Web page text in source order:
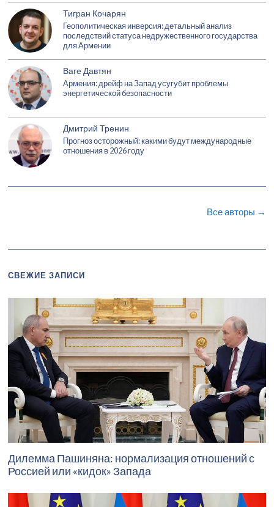
Тигран Кочарян
Геополитическая инверсия: детальный анализ
последствий статуса недружественного государства
для Армении
Ваге Давтян
Армения: дрейф на Запад усугубит проблемы
энергетической безопасности
Дмитрий Тренин
Прогноз осторожный: какими будут международные
отношения в 2026 году
Все авторы →
СВЕЖИЕ ЗАПИСИ
Дилемма Пашиняна: нормализация отношений с
Россией или «кидок» Запада